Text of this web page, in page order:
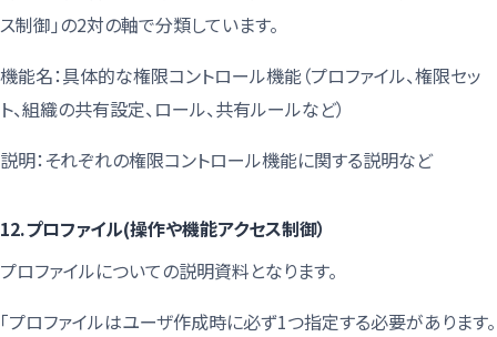
ス制御」の2対の軸で分類しています。
機能名：具体的な権限コントロール機能（プロファイル、権限セッ
ト、組織の共有設定、ロール、共有ルールなど）
説明：それぞれの権限コントロール機能に関する説明など
12.プロファイル(操作や機能アクセス制御）
プロファイルについての説明資料となります。
「プロファイルはユーザ作成時に必ず1つ指定する必要があります。